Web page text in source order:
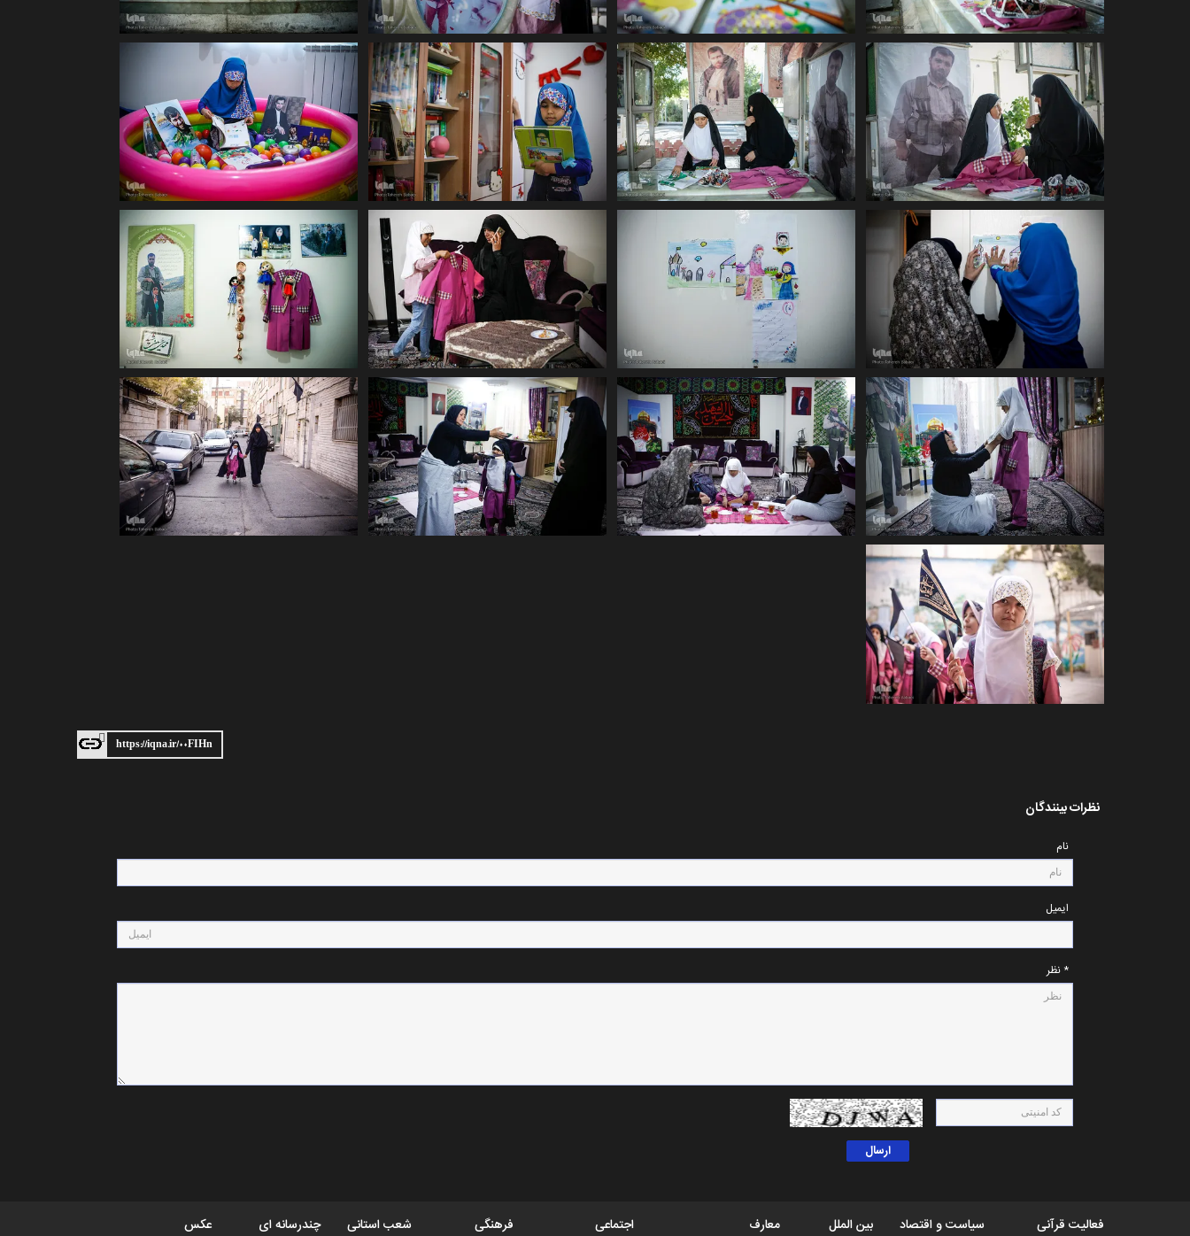
https://iqna.ir/۰۰FIHn
نظرات بینندگان
نام
ایمیل
* نظر
فعالیت قرآنی
سیاست و اقتصاد
بین الملل
معارف
اجتماعی
فرهنگی
شعب استانی
چندرسانه ای
عکس